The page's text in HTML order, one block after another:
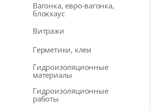
Вагонка, евро-вагонка,
блокхаус
Витражи
Герметики, клеи
Гидроизоляционные
материалы
Гидроизоляционные
работы